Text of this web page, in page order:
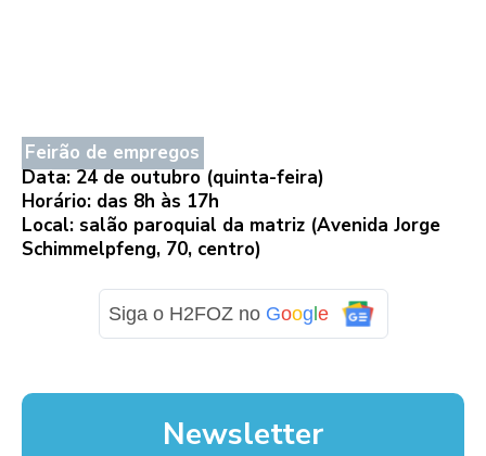
Feirão de empregos
Data: 24 de outubro (quinta-feira)
Horário: das 8h às 17h
Local: salão paroquial da matriz (Avenida Jorge
Schimmelpfeng, 70, centro)
Siga o H2FOZ no Goog e
Newsletter